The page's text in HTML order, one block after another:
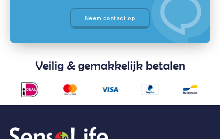
Neem contact op
Veilig & gemakkelijk betalen